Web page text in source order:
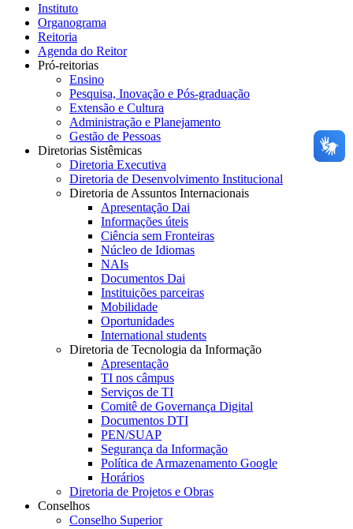
Instituto
Organograma
Reitoria
Agenda do Reitor
Pró-reitorias
Ensino
Pesquisa, Inovação e Pós-graduação
Extensão e Cultura
Administração e Planejamento
Gestão de Pessoas
Diretorias Sistêmicas
Diretoria Executiva
Diretoria de Desenvolvimento Institucional
Diretoria de Assuntos Internacionais
Apresentação Dai
Informações úteis
Ciência sem Fronteiras
Núcleo de Idiomas
NAIs
Documentos Dai
Instituições parceiras
Mobilidade
Oportunidades
International students
Diretoria de Tecnologia da Informação
Apresentação
TI nos câmpus
Serviços de TI
Comitê de Governança Digital
Documentos DTI
PEN/SUAP
Segurança da Informação
Política de Armazenamento Google
Horários
Diretoria de Projetos e Obras
Conselhos
Conselho Superior